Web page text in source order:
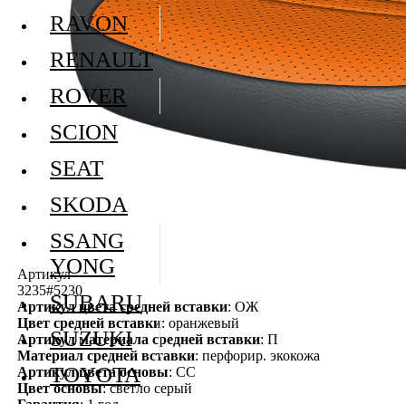
Артикул
3235#5230
Артикул цвета средней вставки: ОЖ
Цвет средней вставки: оранжевый
Артикул материала средней вставки: П
Материал средней вставки: перфорир. экокожа
Артикул цвета основы: СС
Цвет основы: светло серый
RAVON
RENAULT
ROVER
SCION
SEAT
SKODA
SSANG
YONG
SUBARU
SUZUKI
TOYOTA